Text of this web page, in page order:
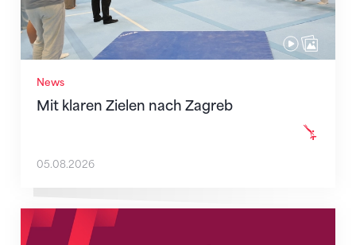
News
Mit klaren Zielen nach Zagreb
05.08.2026
Neue Empfangszeiten ab 1. August 2026